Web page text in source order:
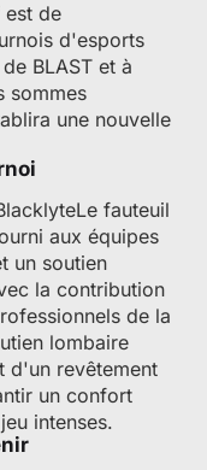
est de
d'esports
BLAST et à
sommes
une nouvelle
fauteuil
aux équipes
un soutien
la contribution
de la
lombaire
d'un revêtement
un confort
intenses.